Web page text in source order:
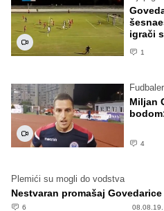
igrači
1
Miljan
4
Plemići su mogli do vodstva
Nestvaran promašaj Govedarice
6